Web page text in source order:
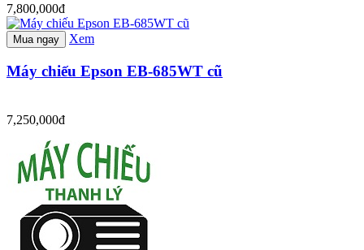
7,800,000đ
Mua ngay Xem
Máy chiếu Epson EB-685WT cũ
7,250,000đ